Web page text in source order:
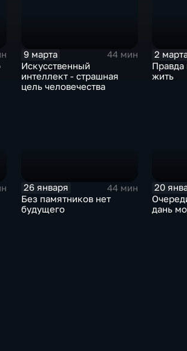
9 марта
44 мин
Искусственный
интеллект - страшная
цель человечества
2
жить
26 января
44 мин
Без памятников нет
будущего
20
дань